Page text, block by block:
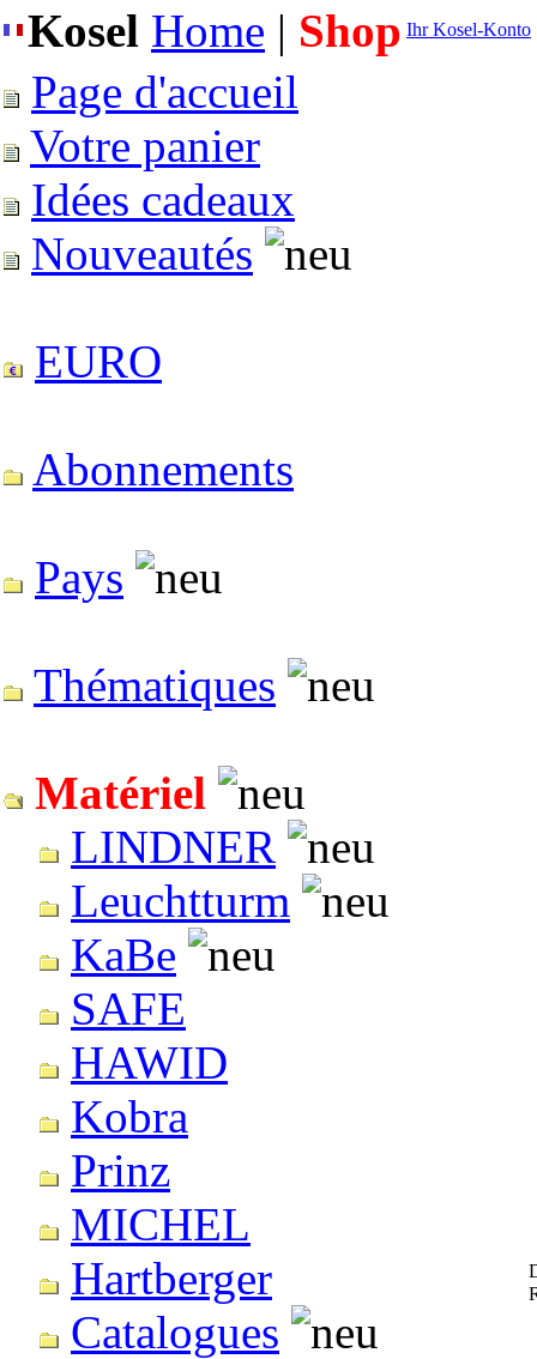
Kosel Home | Shop Ihr Kosel-Konto
Page d'accueil
Votre panier
Idées cadeaux
Nouveautés
EURO
Abonnements
Pays
Thématiques
Matériel
LINDNER
Leuchtturm
KaBe
SAFE
HAWID
Kobra
Prinz
MICHEL
Hartberger
Catalogues